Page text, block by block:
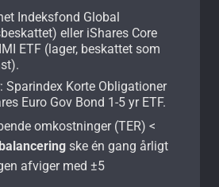
Indeksfond Global
eller iShares Core
ETF (lager, beskattet som
Sparindex Korte Obligationer
Euro Gov Bond 1-5 yr ETF.
omkostninger (TER) <
ske én gang årligt
afviger med ±5